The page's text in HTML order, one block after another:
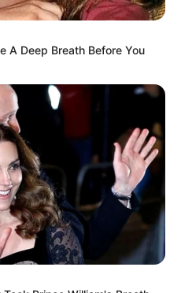
A Deep Breath Before You